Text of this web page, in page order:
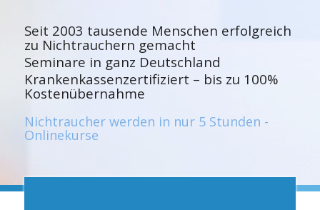
Seit 2003 tausende Menschen erfolgreich
zu Nichtrauchern gemacht
Seminare in ganz Deutschland
Krankenkassenzertifiziert – bis zu 100%
Kostenübernahme
Nichtraucher werden in nur 5 Stunden -
Onlinekurse